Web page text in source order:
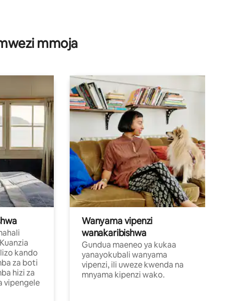
281
mmoja
kando
za boti
hizi za
vipengele
Wanyama vipenzi
wanakaribishwa
Gundua maeneo ya kukaa
yanayokubali wanyama
vipenzi, ili uweze kwenda na
mnyama kipenzi wako.